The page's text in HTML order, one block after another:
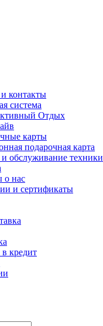
контакты
система
Отдых
карты
подарочная карта
обслуживание техники
о нас
и сертификаты
кредит